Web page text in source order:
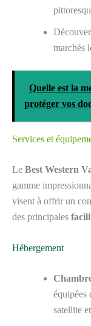
marchés
Quelle est la
protéger vos
Services et
Le Best Western
gamme
visent à offrir un
des principales
Hébergement
équipées
satellite